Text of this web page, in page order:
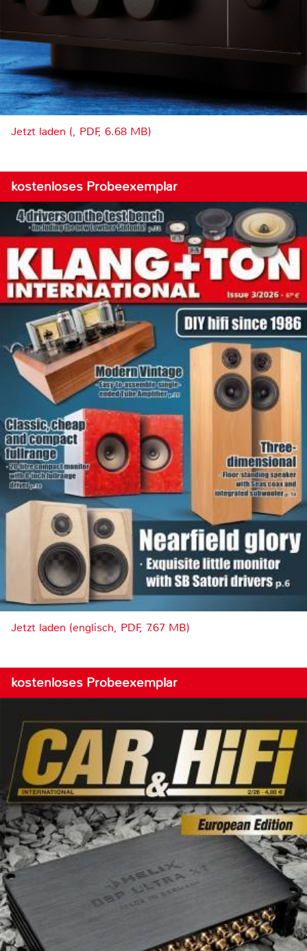
Jetzt laden (, PDF, 6.68 MB)
kostenloses Probeexemplar
Jetzt laden (englisch, PDF, 7.67 MB)
kostenloses Probeexemplar